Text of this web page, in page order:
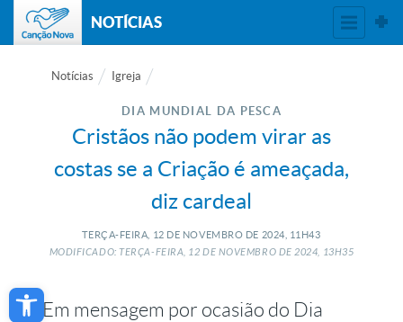
Open toolbar
NOTÍCIAS
Notícias Igreja
DIA MUNDIAL DA PESCA
Cristãos não podem virar as
costas se a Criação é ameaçada,
diz cardeal
TERÇA-FEIRA, 12 DE NOVEMBRO DE 2024, 11H43
MODIFICADO: TERÇA-FEIRA, 12 DE NOVEMBRO DE2024, 13H35
Em mensagem por ocasião do Dia